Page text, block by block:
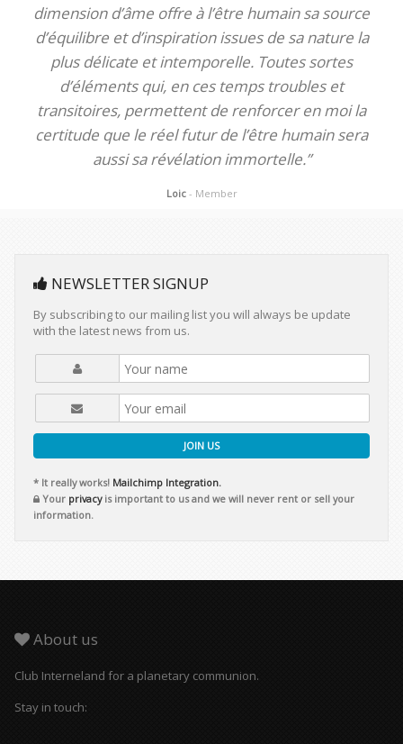
dimension d’âme offre à l’être humain sa source
d’équilibre et d’inspiration issues de sa nature la
plus délicate et intemporelle. Toutes sortes
d’éléments qui, en ces temps troubles et
transitoires, permettent de renforcer en moi la
certitude que le réel futur de l’être humain sera
aussi sa révélation immortelle.”
Loic - Member
NEWSLETTER SIGNUP
By subscribing to our mailing list you will always be update
with the latest news from us.
JOIN US
* It really works! Mailchimp Integration.
Your privacyis important to us and we will never rent or sell your
information.
About us
Club Interneland for a planetary communion.
Stay in touch: